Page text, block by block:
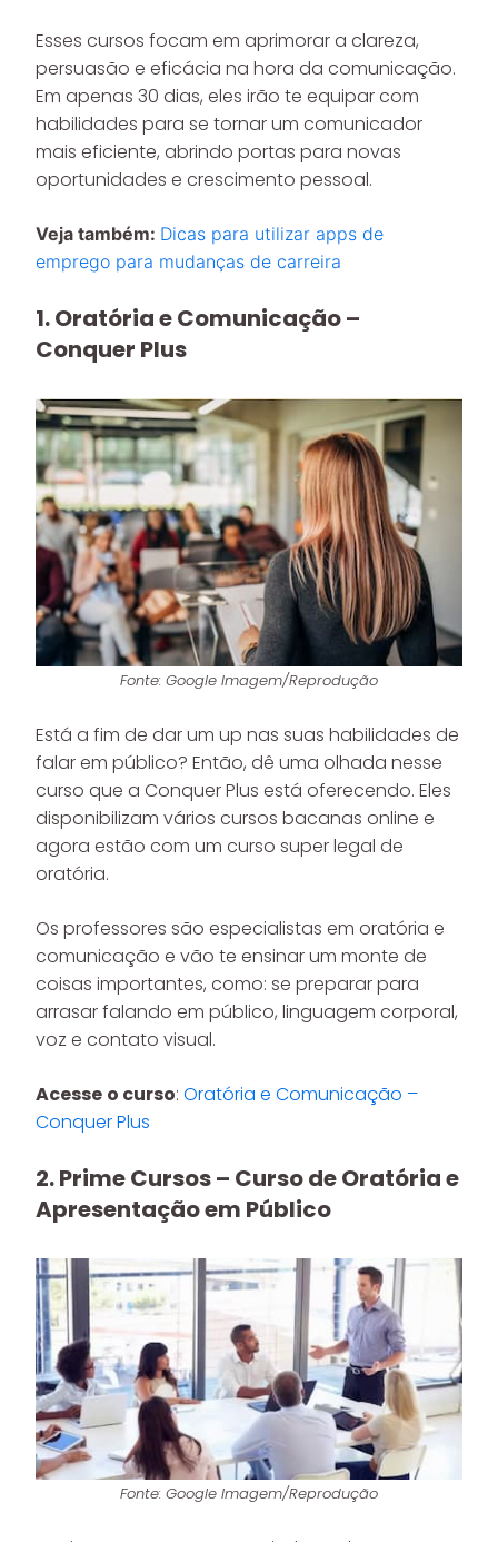
Esses cursos focam em aprimorar a clareza,
persuasão e eficácia na hora da comunicação.
Em apenas 30 dias, eles irão te equipar com
habilidades para se tornar um comunicador
mais eficiente, abrindo portas para novas
oportunidades e crescimento pessoal.
Veja também: Dicas para utilizar apps de
emprego para mudanças de carreira
1. Oratória e Comunicação –
Conquer Plus
Fonte: Google Imagem/Reprodução
Está a fim de dar um up nas suas habilidades de
falar em público? Então, dê uma olhada nesse
curso que a Conquer Plus está oferecendo. Eles
disponibilizam vários cursos bacanas online e
agora estão com um curso super legal de
oratória.
Os professores são especialistas em oratória e
comunicação e vão te ensinar um monte de
coisas importantes, como: se preparar para
arrasar falando em público, linguagem corporal,
voz e contato visual.
Acesse o curso: Oratória e Comunicação –
Conquer Plus
2. Prime Cursos – Curso de Oratória e
Apresentação em Público
Fonte: Google Imagem/Reprodução